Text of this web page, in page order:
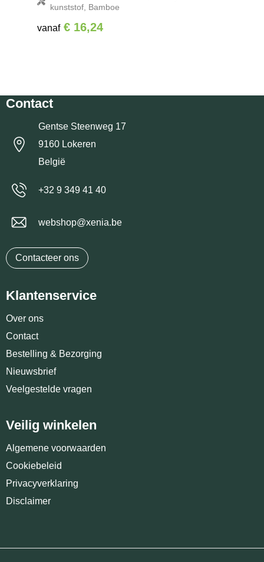
kunststof, Bamboe
vanaf € 16,24
Contact
Gentse Steenweg 17
9160 Lokeren
België
+32 9 349 41 40
webshop@xenia.be
Contacteer ons
Klantenservice
Over ons
Contact
Bestelling & Bezorging
Nieuwsbrief
Veelgestelde vragen
Veilig winkelen
Algemene voorwaarden
Cookiebeleid
Privacyverklaring
Disclaimer